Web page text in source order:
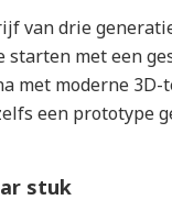
van drie
starten met een
met moderne
een prototype
stuk